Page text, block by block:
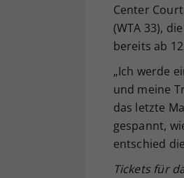
Center
(WTA 33),
bereits ab
„Ich werde
und meine
das letzte
gespannt,
entschied
Tickets für